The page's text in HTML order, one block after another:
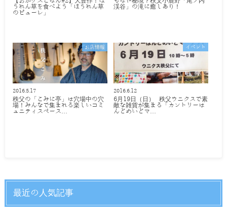
うれん草を食べよう「ほうれん草
のピューレ」
渓谷」の滝に癒しあり！
お店情報
2016.5.17
秩父の「こみに亭」は穴場中の穴
場！みんなで集まれる楽しいコミ
ュニティスペース…
イベント
2016.6.12
6月19日（日） 秩父ウニクスで素
敵な雑貨が集まる「カントリーは
んどめいどマ…
最近の人気記事